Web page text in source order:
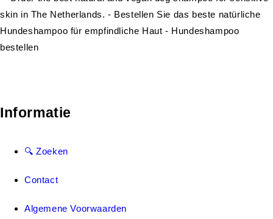
Informatie
🔍 Zoeken
Contact
Algemene Voorwaarden